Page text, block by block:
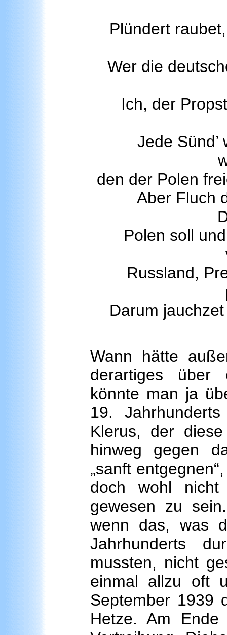
Plündert
Wer die
Ich, der
Jede
den der Polen
Aber Fluch
Polen soll
Russland,
Darum
Wann hätte
derartiges über
könnte man ja
19.
Klerus, der
hinweg gegen
„sanft
doch wohl
gewesen zu
wenn das, was
Jahrhunderts
mussten, nicht
einmal allzu oft
September 1939
Hetze. Am Ende